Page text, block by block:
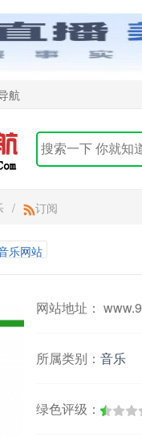
航
/ 订阅
乐网站
网站地址：
所属类别： 音乐
绿色评级：